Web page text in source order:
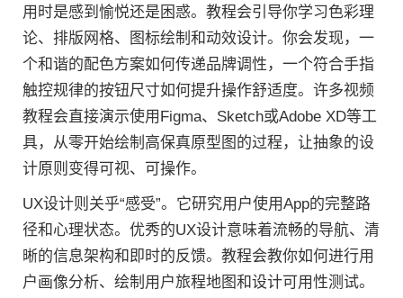
用时是感到愉悦还是困惑。教程会引导你学习色彩理
论、排版网格、图标绘制和动效设计。你会发现，一
个和谐的配色方案如何传递品牌调性，一个符合手指
触控规律的按钮尺寸如何提升操作舒适度。许多视频
教程会直接演示使用Figma、Sketch或Adobe XD等工
具，从零开始绘制高保真原型图的过程，让抽象的设
计原则变得可视、可操作。
UX设计则关乎“感受”。它研究用户使用App的完整路
径和心理状态。优秀的UX设计意味着流畅的导航、清
晰的信息架构和即时的反馈。教程会教你如何进行用
户画像分析、绘制用户旅程地图和设计可用性测试。